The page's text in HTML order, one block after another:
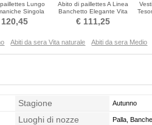
Lungo
Singola
Medio Guaina
Abito di paillettes A Linea
Banchetto Elegante Vita
naturale Paillettes
€ 111,25
Abiti da sera Vita naturale Abiti da sera Medio
Stagione Autunno
Luoghi di nozze Palla,